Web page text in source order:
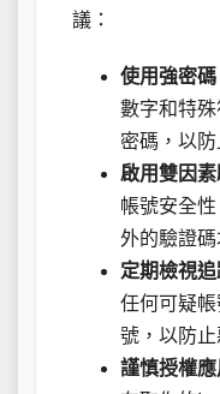
議：
使用強密碼
數字和特
密碼，以防
啟用雙因素
帳號安全
外的驗證碼
定期檢視追
任何可疑
號，以防止
謹慎授權應